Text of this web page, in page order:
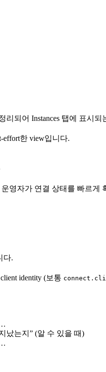
리되어 Instances 탭에 표시
effort한 view입니다.
영자가 연결 상태를 빠르게
다.
identity (보통
났는지” (알 수 있을 때)